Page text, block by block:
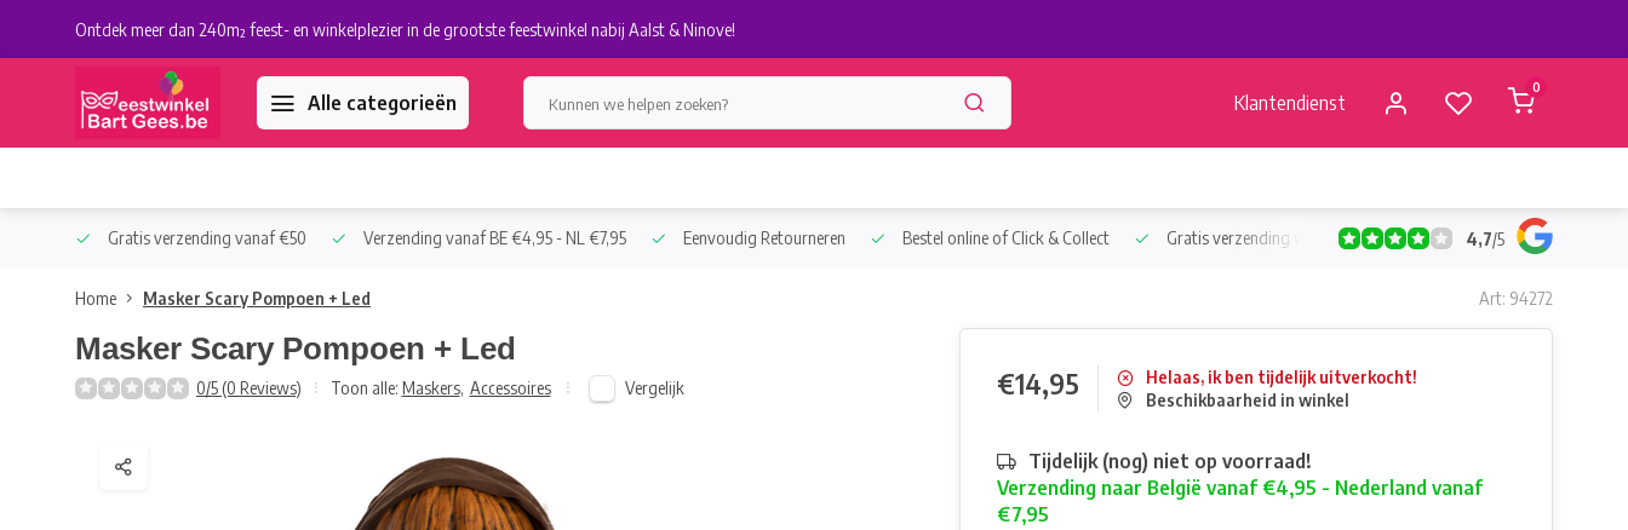
Ontdek meer dan 240m² feest- en winkelplezier in de grootste feestwinkel nabij Aalst & Ninove!
Alle categorieën Klantendienst
0
Gratis verzending vanaf €50 Verzending vanaf BE €4,95 - NL €7,95 Eenvoudig Retourneren Bestel online of Click & Collect Gratis verzending vanaf €50 Verzending vanaf BE €4,95 -
4,7/5
Home Masker Scary Pompoen + Led Art: 94272
Masker Scary Pompoen + Led
0/5 (0 Reviews) Toon alle: Maskers, Accessoires Vergelijk €14,95
Helaas, ik ben tijdelijk uitverkocht!
Beschikbaarheid in winkel
Tijdelijk (nog) niet op voorraad!
Verzending naar België vanaf €4,95 - Nederland vanaf
€7,95